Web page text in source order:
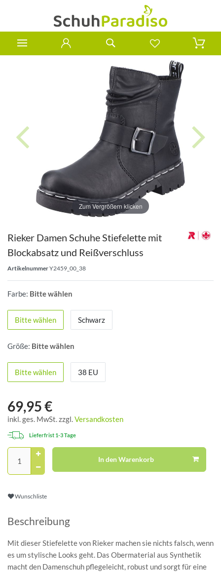
Zum Vergrößern klicken
Rieker Damen Schuhe Stiefelette mit
Blockabsatz und Reißverschluss
ArtikelnummerY2459_00_38
Farbe: Bitte wählen
Bitte wählen Schwarz
Größe: Bitte wählen
Bitte wählen 38 EU
69,95 €
inkl. ges. MwSt. zzgl.Versandkosten
Lieferfrist 1-3 Tage
In den Warenkorb
Wunschliste
Beschreibung
Mit dieser Stiefelette von Rieker machen sie nichts falsch, wenn
es um stylische Looks geht. Das Obermaterial aus Synthetik
macht den Damenschuh pflegeleicht, robust und sorgt für eine